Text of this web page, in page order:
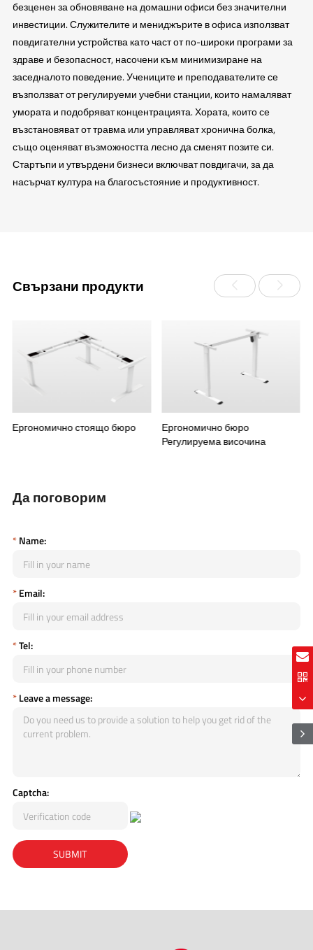
безценен за обновяване на домашни офиси без значителни
инвестиции. Служителите и мениджърите в офиса използват
повдигателни устройства като част от по-широки програми за
здраве и безопасност, насочени към минимизиране на
заседналото поведение. Учениците и преподавателите се
възползват от регулируеми учебни станции, които намаляват
умората и подобряват концентрацията. Хората, които се
възстановяват от травма или управляват хронична болка,
също оценяват възможността лесно да сменят позите си.
Стартъпи и утвърдени бизнеси включват повдигачи, за да
насърчат култура на благосъстояние и продуктивност.
Свързани продукти
стоящо бюро
Ергономично бюро
Регулируема височина
компютър
Да поговорим
*Name:
*Email:
*Tel:
*Leave a message:
Captcha: